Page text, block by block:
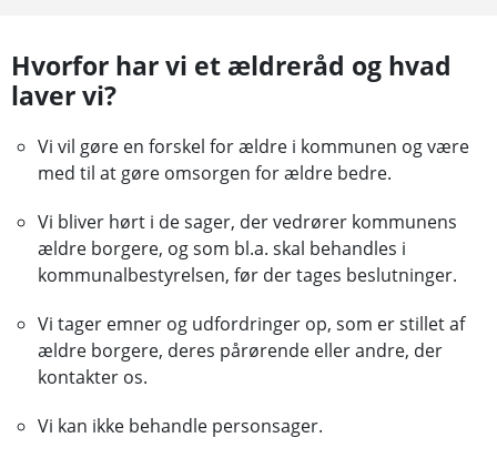
Hvorfor har vi et ældreråd og hvad
laver vi?
Vi vil gøre en forskel for ældre i kommunen og være
med til at gøre omsorgen for ældre bedre.
Vi bliver hørt i de sager, der vedrører kommunens
ældre borgere, og som bl.a. skal behandles i
kommunalbestyrelsen, før der tages beslutninger.
Vi tager emner og udfordringer op, som er stillet af
ældre borgere, deres pårørende eller andre, der
kontakter os.
Vi kan ikke behandle personsager.